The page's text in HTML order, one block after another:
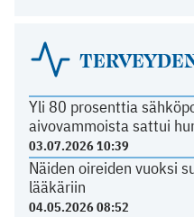
Yli 80 prosenttia
aivovammoista sattui
03.07.2026 10:39
Näiden oireiden vuoksi
lääkäriin
04.05.2026 08:52